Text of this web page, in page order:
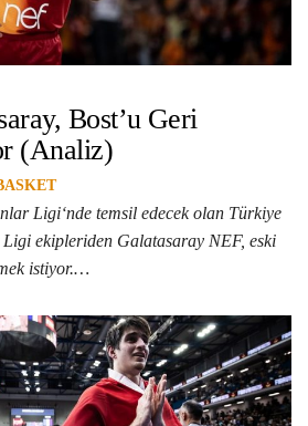
Bost’u Geri
(Analiz)
Ligi‘nde temsil edecek olan Türkiye
ekipleriden Galatasaray NEF, eski
istiyor.…